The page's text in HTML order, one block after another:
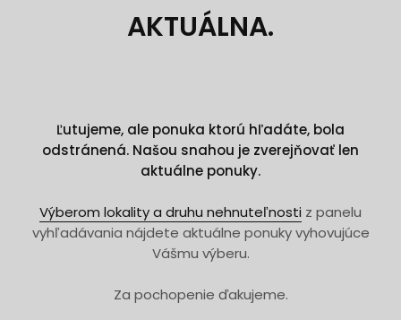
AKTUÁLNA.
Ľutujeme, ale ponuka ktorú hľadáte, bola
odstránená. Našou snahou je zverejňovať len
aktuálne ponuky.
Výberom lokality a druhu nehnuteľnosti z panelu
vyhľadávania nájdete aktuálne ponuky vyhovujúce
Vášmu výberu.
Za pochopenie ďakujeme.